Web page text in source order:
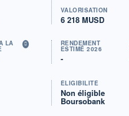
VALORISATION
6 218 MUSD
LA RENDEMENT
ESTIMÉ 2026
-
ÉLIGIBILITÉ
Non éligible
Boursobank